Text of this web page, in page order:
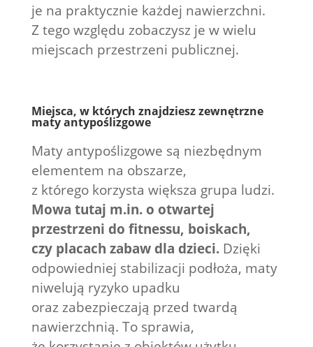
je na praktycznie każdej nawierzchni.
Z tego względu zobaczysz je w wielu
miejscach przestrzeni publicznej.
Miejsca, w których znajdziesz zewnętrzne
maty antypoślizgowe
Maty antypoślizgowe są niezbędnym
elementem na obszarze,
z którego korzysta większa grupa ludzi.
Mowa tutaj m.in. o otwartej
przestrzeni do fitnessu, boiskach,
czy placach zabaw dla dzieci.Dzięki
odpowiedniej stabilizacji podłoża, maty
niwelują ryzyko upadku
oraz zabezpieczają przed twardą
nawierzchnią. To sprawia,